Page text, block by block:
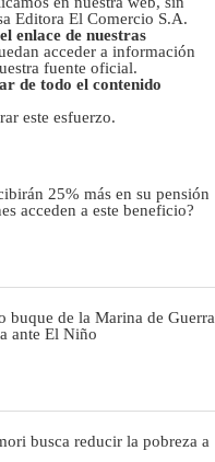
Editora El Comercio S.A.
enlace de nuestras
acceder a información
fuente oficial.
de todo el contenido
este esfuerzo.
25% más en su pensión
acceden a este beneficio?
buque de la Marina de Guerra
ante El Niño
busca reducir la pobreza a